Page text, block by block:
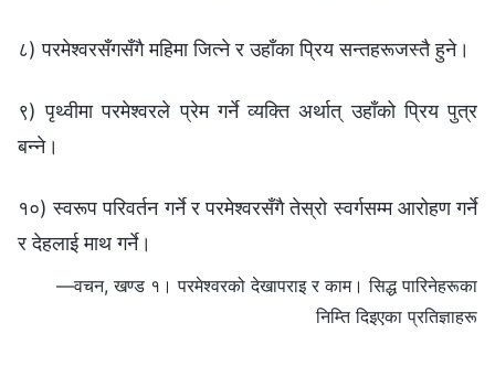
८) परमेश्‍वरसँगसँगै महिमा जित्ने र उहाँका प्रिय सन्तहरूजस्तै हुने।
९) पृथ्वीमा परमेश्‍वरले प्रेम गर्ने व्यक्ति अर्थात् उहाँको प्रिय पुत्र
बन्ने।
१०) स्वरूप परिवर्तन गर्ने र परमेश्‍वरसँगै तेस्रो स्वर्गसम्म आरोहण गर्ने
र देहलाई माथ गर्ने।
—वचन, खण्ड १। परमेश्‍वरको देखापराइ र काम। सिद्ध पारिनेहरूका
निम्ति दिइएका प्रतिज्ञाहरू